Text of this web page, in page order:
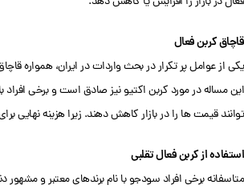
قاچاق کربن فعال
یکی از عوامل پر تکرار در بحث واردات در ایران، همواره
این مساله در مورد کربن اکتیو نیز صادق است و برخی افراد
توانند قیمت ها را در بازار کاهش دهند. زیرا هزینه نهایی
استفاده از کربن فعال تقلبی
متاسفانه برخی افراد سودجو با نام برندهای معتبر و مشهور